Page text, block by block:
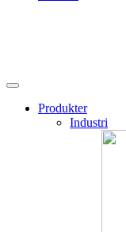
Produkter
Industri